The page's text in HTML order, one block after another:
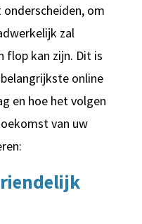
om
zal
flop kan zijn. Dit is
online
en hoe het volgen
van uw